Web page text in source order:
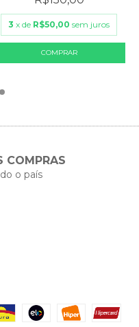
3 x de R$50,00 sem juros
COMPRAS
o país